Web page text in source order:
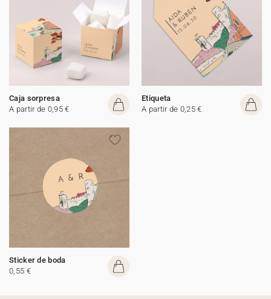
Caja sorpresa
A partir de 0,95 €
Etiqueta
A partir de 0,25 €
Sticker de boda
0,55 €